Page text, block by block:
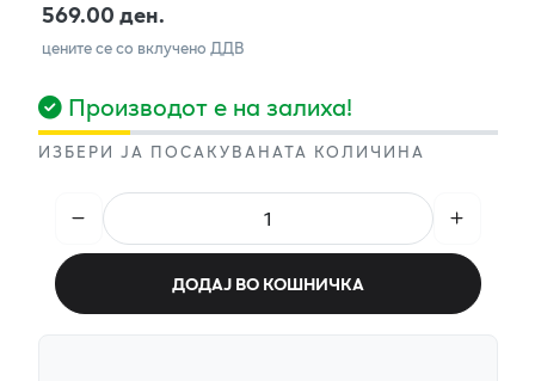
569.00 ден.
цените се со вклучено ДДВ
Производот е на залиха!
ИЗБЕРИ ЈА ПОСАКУВАНАТА КОЛИЧИНА
ДОДАЈ ВО КОШНИЧКА